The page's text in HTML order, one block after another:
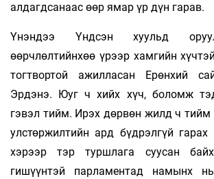
алдагдсанаас өөр ямар үр дүн гарав.
Үнэндээ Үндсэн хуульд
өөрчлөлтийнхөө үрээр хамгийн
тогтвортой ажилласан Ерөнхий
Эрдэнэ. Юуг ч хийх хүч, боломж
гэвэл тийм. Ирэх дөрвөн жилд ч
улстөржилтийн ард бүдрэлгүй гарах
хэрээр тэр туршлага суусан
гишүүнтэй парламентад намынх